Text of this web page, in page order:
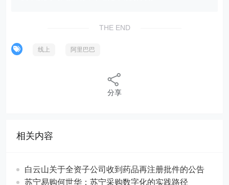
THE END
线上 阿里巴巴
分享
相关内容
白云山关于全资子公司收到药品再注册批件的公告
苏宁易购何世华：苏宁采购数字化的实践路径